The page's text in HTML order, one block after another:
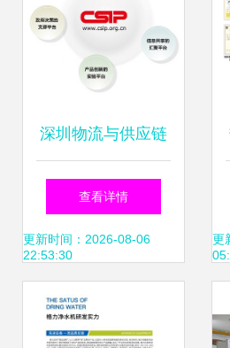
深圳物流与供应链
管理协会 技术服务
咨询的权威平台与
专业桥梁
查看详情
更新时间：2026-08-06
22:53:30
更